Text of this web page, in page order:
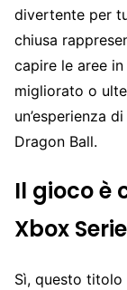
divertente per
chiusa
capire le aree in
migliorato o
un’esperienza
Dragon Ball.
Il gioco è
Xbox
Sì, questo titolo